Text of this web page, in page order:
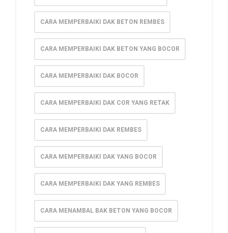
CARA MEMPERBAIKI DAK BETON REMBES
CARA MEMPERBAIKI DAK BETON YANG BOCOR
CARA MEMPERBAIKI DAK BOCOR
CARA MEMPERBAIKI DAK COR YANG RETAK
CARA MEMPERBAIKI DAK REMBES
CARA MEMPERBAIKI DAK YANG BOCOR
CARA MEMPERBAIKI DAK YANG REMBES
CARA MENAMBAL BAK BETON YANG BOCOR